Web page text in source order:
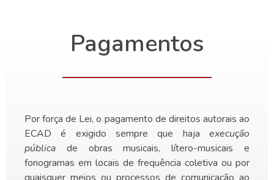
Pagamentos
Por força de Lei, o pagamento de direitos autorais ao
ECAD é exigido sempre que haja execução
pública de obras musicais, lítero-musicais e
fonogramas em locais de frequência coletiva ou por